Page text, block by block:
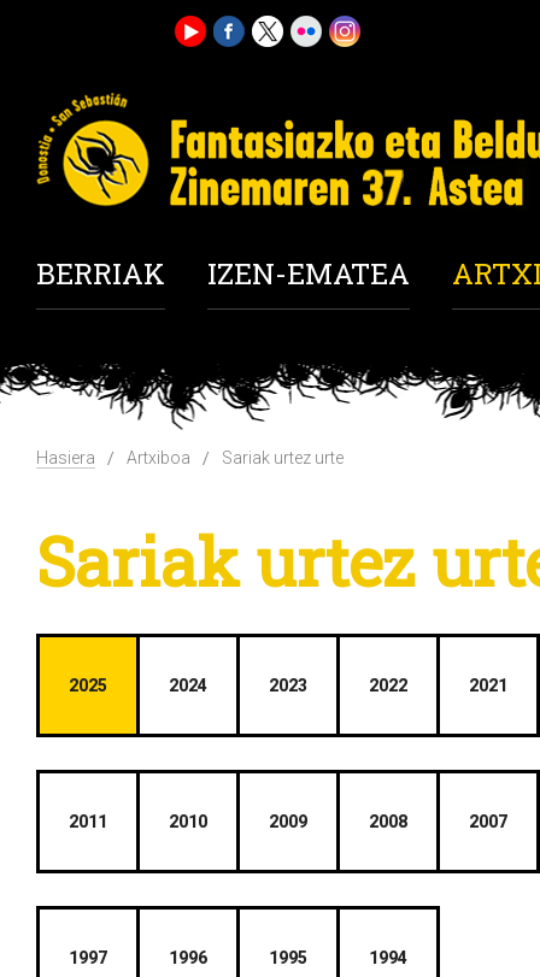
BERRIAK IZEN-EMATEA
Hasiera Artxiboa Sariak urtez urte
Sariak urtez
2025 2024 2023 2022 2021
2011 2010 2009 2008 2007
1997 1996 1995 1994